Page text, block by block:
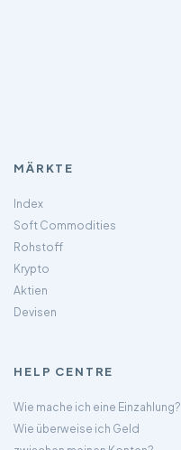
MÄRKTE
Index
Soft Commodities
Rohstoff
Krypto
Aktien
Devisen
HELP CENTRE
Wie mache ich eine Einzahlung?
Wie überweise ich Geld